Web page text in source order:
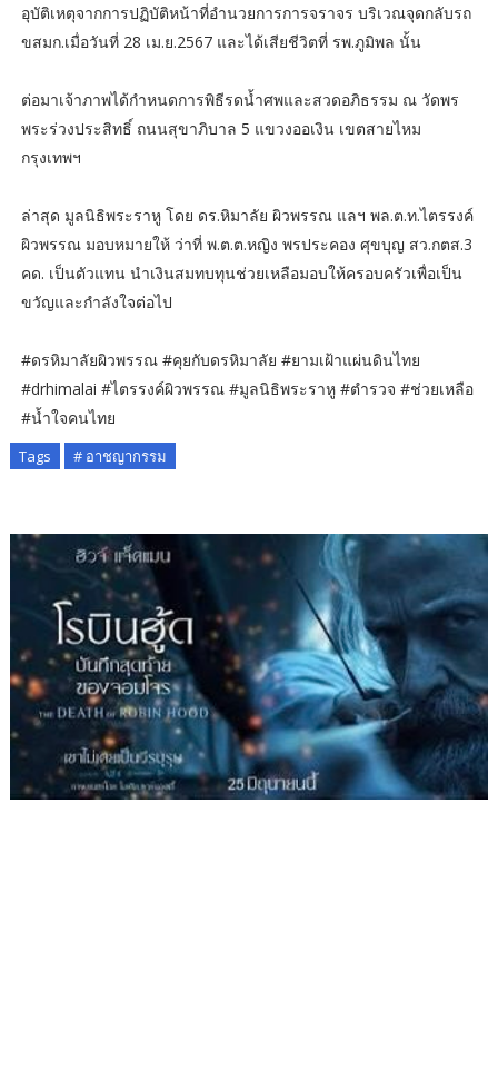
อุบัติเหตุจากการปฏิบัติหน้าที่อำนวยการการจราจร บริเวณจุดกลับรถ
ขสมก.เมื่อวันที่ 28 เม.ย.2567 และได้เสียชีวิตที่ รพ.ภูมิพล นั้น
ต่อมาเจ้าภาพได้กำหนดการพิธีรดน้ำศพและสวดอภิธรรม ณ วัดพร
พระร่วงประสิทธิ์ ถนนสุขาภิบาล 5 แขวงออเงิน เขตสายไหม
กรุงเทพฯ
ล่าสุด มูลนิธิพระราหู โดย ดร.หิมาลัย ผิวพรรณ แลฯ พล.ต.ท.ไตรรงค์
ผิวพรรณ มอบหมายให้ ว่าที่ พ.ต.ต.หญิง พรประคอง ศุขบุญ สว.กตส.3
คด. เป็นตัวแทน นำเงินสมทบทุนช่วยเหลือมอบให้ครอบครัวเพื่อเป็น
ขวัญและกำลังใจต่อไป
#ดรหิมาลัยผิวพรรณ #คุยกับดรหิมาลัย #ยามเฝ้าแผ่นดินไทย
#drhimalai #ไตรรงค์ผิวพรรณ #มูลนิธิพระราหู #ตำรวจ #ช่วยเหลือ
#น้ำใจคนไทย
Tags # อาชญากรรม